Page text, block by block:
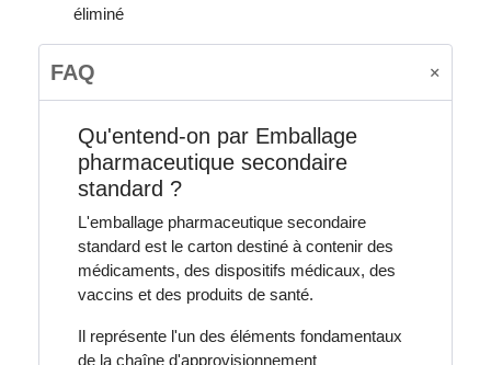
éliminé
FAQ
Qu'entend-on par Emballage
pharmaceutique secondaire
standard ?
L'emballage pharmaceutique secondaire
standard est le carton destiné à contenir des
médicaments, des dispositifs médicaux, des
vaccins et des produits de santé.
Il représente l'un des éléments fondamentaux
de la chaîne d'approvisionnement